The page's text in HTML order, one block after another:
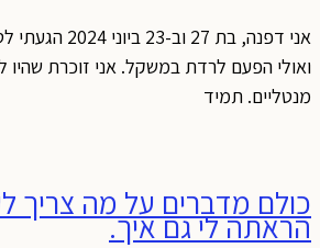
אני דפנה, בת 27
ואולי הפעם לרדת במשקל. אני זוכרת שהיו
מנטליים. תמיד
כולם מדברים על מה צריך
הראתה לי גם איך.